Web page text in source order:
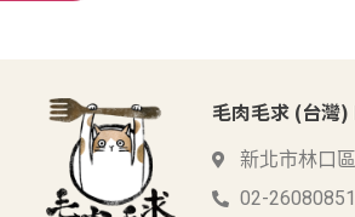
毛肉毛求 (台
新北市林口
02-26080851